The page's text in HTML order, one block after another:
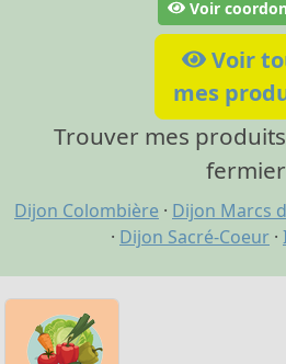
Voir
Voir
mes
Trouver mes
fermier
Dijon Colombière · Dijon Marcs
· Dijon Sacré-Coeur ·